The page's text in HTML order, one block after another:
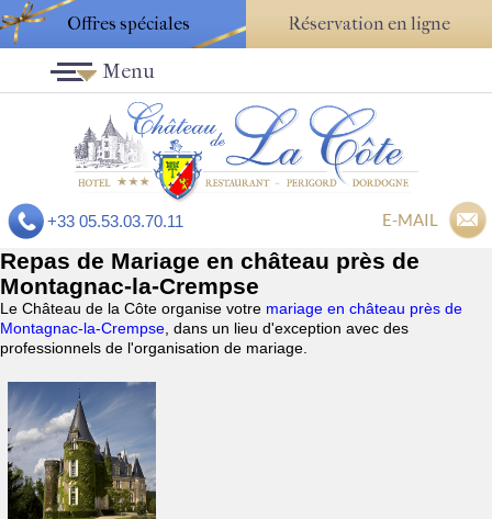
Offres spéciales Réservation en ligne
+33 05.53.03.70.11 E-MAIL
Menu
Repas de Mariage en château près de
Montagnac-la-Crempse
Le Château de la Côte organise votre mariage en château près de
Montagnac-la-Crempse , dans un lieu d'exception avec des
professionnels de l'organisation de mariage.